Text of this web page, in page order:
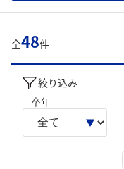
全48件
絞り込み
卒年